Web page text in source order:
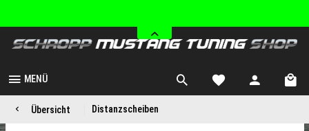
23.08.2026
Betriebsferien.
MENÜ
Übersicht Distanzscheiben